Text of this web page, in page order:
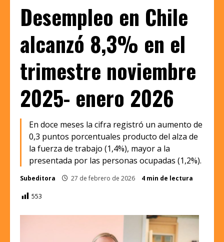
Desempleo en Chile
alcanzó 8,3% en el
trimestre noviembre
2025- enero 2026
En doce meses la cifra registró un aumento de
0,3 puntos porcentuales producto del alza de
la fuerza de trabajo (1,4%), mayor a la
presentada por las personas ocupadas (1,2%).
Subeditora 27 de febrero de 2026 4 min de lectura
553